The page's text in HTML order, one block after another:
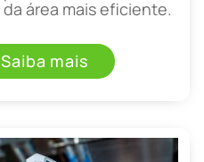
área mais eficiente.
Saiba mais